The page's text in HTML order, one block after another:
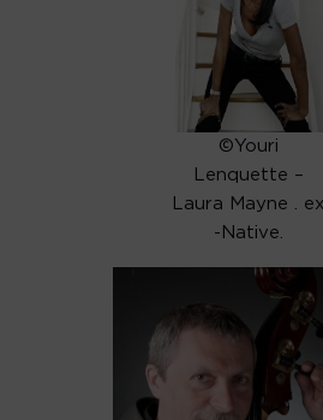
©Youri
Lenquette –
Laura Mayne . ex
-Native.